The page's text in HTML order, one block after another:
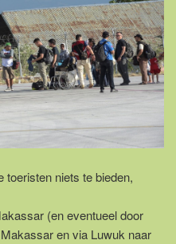
toeristen niets te bieden,
(en eventueel door
en via Luwuk naar